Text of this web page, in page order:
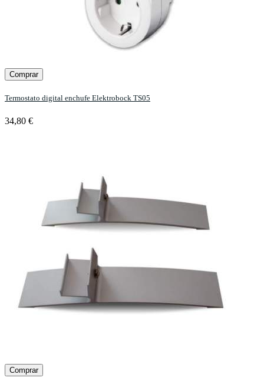
Comprar
Termostato digital enchufe Elektrobock TS05
34,80 €
Comprar